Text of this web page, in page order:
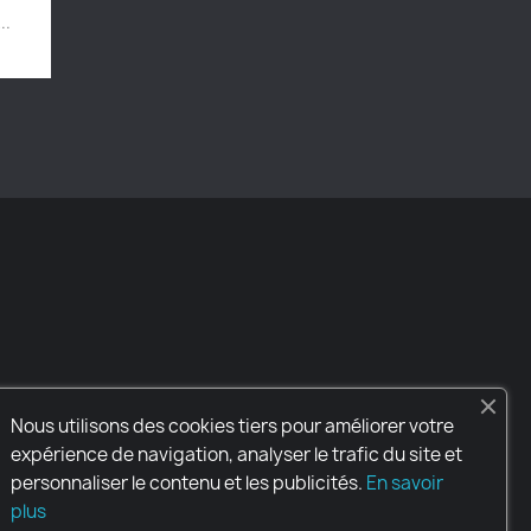
INFORMATIONS
Assetto Server
Nous utilisons des cookies tiers pour améliorer votre
expérience de navigation, analyser le trafic du site et
personnaliser le contenu et les publicités. En savoir
plus